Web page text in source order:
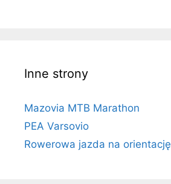
Inne strony
Mazovia MTB Marathon
PEA Varsovio
Rowerowa jazda na orientację